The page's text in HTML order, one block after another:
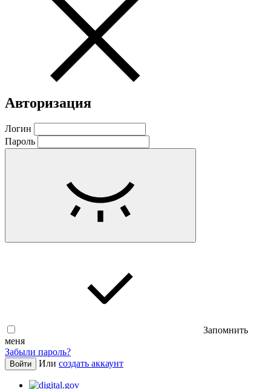
Авторизация
Логин
Пароль
Запомнить
меня
Забыли пароль?
Войти Или создать аккаунт